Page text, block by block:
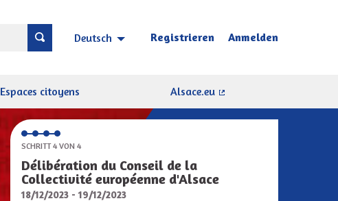
Deutsch Choisir la langue Sprache wählen
Registrieren Anmelden
Espaces citoyens
Alsace.eu
SCHRITT 4 VON 4
Délibération du Conseil de la
Collectivité européenne d'Alsace
18/12/2023 - 19/12/2023